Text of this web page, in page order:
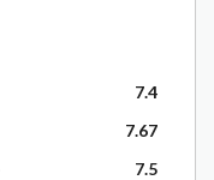
7.4
7.67
7.5